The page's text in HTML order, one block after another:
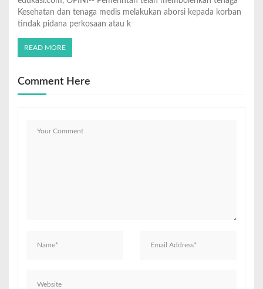
Kesehatan dan tenaga medis melakukan aborsi kepada korban
tindak pidana perkosaan atau k
READ MORE
Comment Here